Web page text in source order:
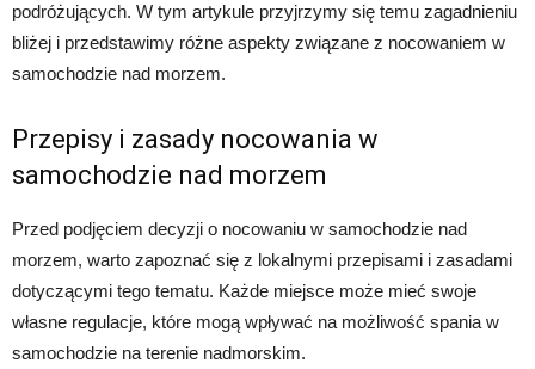
podróżujących. W tym artykule przyjrzymy się temu zagadnieniu
bliżej i przedstawimy różne aspekty związane z nocowaniem w
samochodzie nad morzem.
Przepisy i zasady nocowania w
samochodzie nad morzem
Przed podjęciem decyzji o nocowaniu w samochodzie nad
morzem, warto zapoznać się z lokalnymi przepisami i zasadami
dotyczącymi tego tematu. Każde miejsce może mieć swoje
własne regulacje, które mogą wpływać na możliwość spania w
samochodzie na terenie nadmorskim.